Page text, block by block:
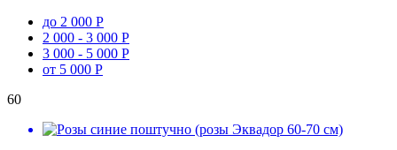
до 2 000 Р
2 000 - 3 000 Р
3 000 - 5 000 Р
от 5 000 Р
60